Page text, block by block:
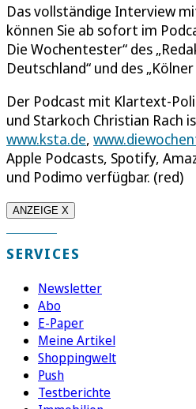
Das vollständige Interview
können Sie ab sofort im
Die Wochentester“ des
Deutschland“ und des
Der Podcast mit Klartext-
und Starkoch Christian Rach
www.ksta.de,
Apple Podcasts, Spotify,
und Podimo verfügbar. (red)
ANZEIGE X
SERVICES
Newsletter
Abo
E-Paper
Meine Artikel
Shoppingwelt
Push
Testberichte